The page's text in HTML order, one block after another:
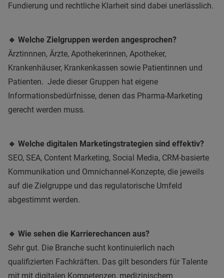
Fundierung und rechtliche Klarheit sind dabei unerlässlich.
🔹 Welche Zielgruppen werden angesprochen?
Ärztinnnen, Ärzte, Apothekerinnen, Apotheker,
Krankenhäuser, Krankenkassen sowie Patientinnen und
Patienten. Jede dieser Gruppen hat eigene
Informationsbedürfnisse, denen das Pharma-Marketing
gerecht werden muss.
🔹 Welche digitalen Marketingstrategien sind effektiv?
SEO, SEA, Content Marketing, Social Media, CRM-basierte
Kommunikation und Omnichannel-Konzepte, die jeweils
auf die Zielgruppe und das regulatorische Umfeld
abgestimmt werden.
🔹 Wie sehen die Karrierechancen aus?
Sehr gut. Die Branche sucht kontinuierlich nach
qualifizierten Fachkräften. Das gilt besonders für Talente
mit mit digitalen Kompetenzen, medizinischem